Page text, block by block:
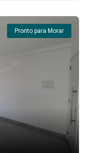
Pronto para Morar